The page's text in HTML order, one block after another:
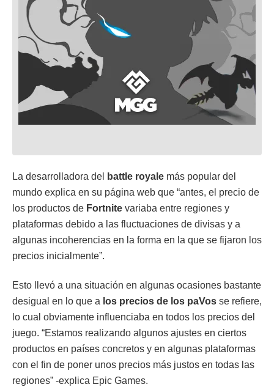
La desarrolladora del battle royale más popular del
mundo explica en su página web que “antes, el precio de
los productos de Fortnite variaba entre regiones y
plataformas debido a las fluctuaciones de divisas y a
algunas incoherencias en la forma en la que se fijaron los
precios inicialmente”.
Esto llevó a una situación en algunas ocasiones bastante
desigual en lo que a los precios de los paVos se refiere,
lo cual obviamente influenciaba en todos los precios del
juego. “Estamos realizando algunos ajustes en ciertos
productos en países concretos y en algunas plataformas
con el fin de poner unos precios más justos en todas las
regiones” -explica Epic Games.